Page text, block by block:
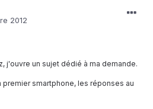
2012
j'ouvre un sujet dédié à ma demande.
smartphone, les réponses au